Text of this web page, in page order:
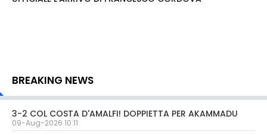
BREAKING NEWS
3-2 COL COSTA D'AMALFI! DOPPIETTA PER AKAMMADU
09-Aug-2026 10:11